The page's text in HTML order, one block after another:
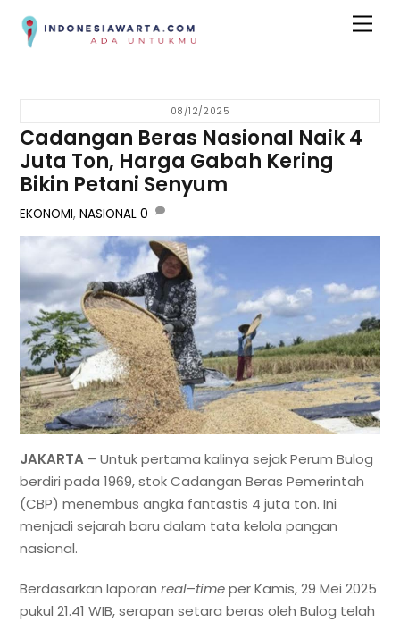
08/12/2025
Cadangan Beras Nasional Naik 4
Juta Ton, Harga Gabah Kering
Bikin Petani Senyum
EKONOMI,NASIONAL 0
JAKARTA – Untuk pertama kalinya sejak Perum Bulog
berdiri pada 1969, stok Cadangan Beras Pemerintah
(CBP) menembus angka fantastis 4 juta ton. Ini
menjadi sejarah baru dalam tata kelola pangan
nasional.
Berdasarkan laporanreal–timeper Kamis, 29 Mei 2025
pukul 21.41 WIB, serapan setara beras oleh Bulog telah